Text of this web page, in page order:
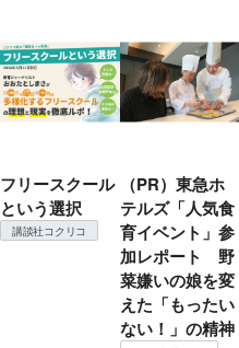
フリースクール
という選択
講談社コクリコ
（PR）東急ホ
テルズ「人気食
育イベント」参
加レポート 野
菜嫌いの娘を変
えた「もったい
ない！」の精神